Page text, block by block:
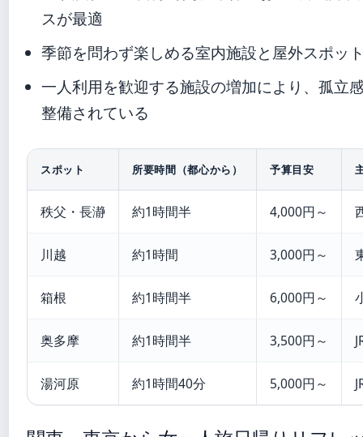
スが最適
季節を問わず楽しめる室内施設と屋外スポッ
一人利用を歓迎する施設の増加により、孤立
整備されている
スポット 所要時間（都心から） 予算目安
秩父・長瀞 約1時間半 4,000円～
川越 約1時間 3,000円～
箱根 約1時間半 6,000円～
奥多摩 約1時間半 3,500円～
湯河原 約1時間40分 5,000円～